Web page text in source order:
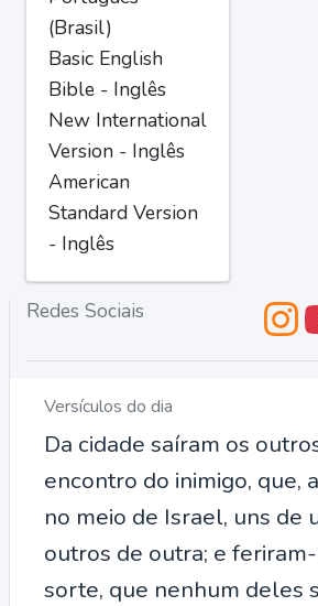
(Brasil)
Basic English
Bible - Inglês
New International
Version - Inglês
American
Standard Version
- Inglês
Redes Sociais
Versículos do dia
Da cidade saíram os
encontro do inimigo, que,
no meio de Israel, uns de
outros de outra; e
sorte, que nenhum deles